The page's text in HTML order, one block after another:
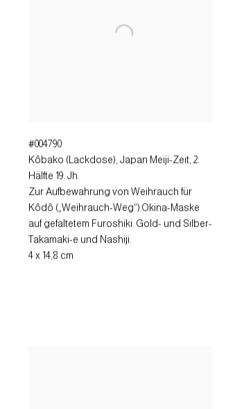
#004790
Kôbako (Lackdose), Japan Meiji-Zeit, 2.
Hälfte 19. Jh.
Zur Aufbewahrung von Weihrauch für
Kôdô („Weihrauch-Weg“).Okina-Maske
auf gefaltetem Furoshiki. Gold- und Silber-
Takamaki-e und Nashiji.
4 x 14,8 cm